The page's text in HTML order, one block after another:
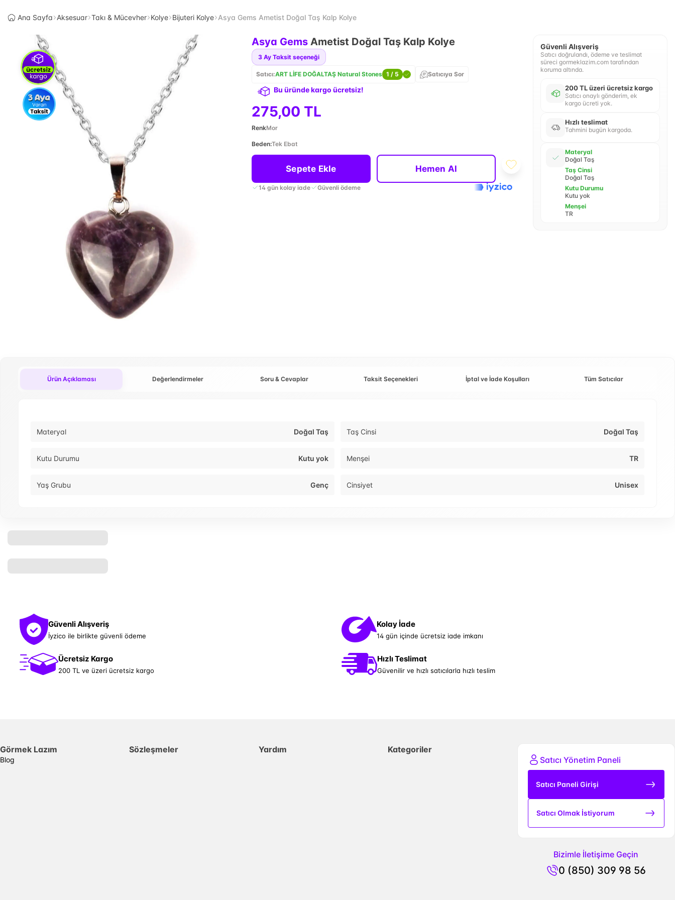
Ana Sayfa Aksesuar Takı & Mücevher Kolye Bijuteri Kolye Asya Gems Ametist Doğal Taş Kalp Kolye
Asya Gems Ametist Doğal Taş Kalp Kolye
3 Ay Taksit seçeneği
Satıcı:ART LİFE DOĞALTAŞ Natural Stones 1 / 5 Satıcıya Sor
Bu üründe kargo ücretsiz!
275,00 TL
RenkMor
Beden:Tek Ebat
Sepete Ekle Hemen Al
14 gün kolay iade Güvenli ödeme
Güvenli Alışveriş
Satıcı doğrulandı, ödeme ve teslimat
süreci gormeklazim.com tarafından
koruma altında.
200 TL üzeri ücretsiz kargo
Satıcı onaylı gönderim, ek
kargo ücreti yok.
Hızlı teslimat
Tahmini bugün kargoda.
Materyal
Doğal Taş
Taş Cinsi
Doğal Taş
Kutu Durumu
Kutu yok
Menşei
TR
Ürün Açıklaması Değerlendirmeler Soru & Cevaplar Taksit Seçenekleri İptal ve İade Koşulları Tüm Satıcılar
Materyal Doğal Taş Taş Cinsi Doğal Taş
Kutu Durumu Kutu yok Menşei TR
Yaş Grubu Genç Cinsiyet Unisex
Güvenli Alışveriş
İyzico ile birlikte güvenli ödeme
Kolay İade
14 gün içinde ücretsiz iade imkanı
Ücretsiz Kargo
200 TL ve üzeri ücretsiz kargo
Hızlı Teslimat
Güvenilir ve hızlı satıcılarla hızlı teslim
Görmek Lazım
Blog
Sözleşmeler Yardım
Kategoriler
Satıcı Yönetim Paneli
Satıcı Paneli Girişi
Satıcı Olmak İstiyorum
Bizimle İletişime Geçin
0 (850) 309 98 56